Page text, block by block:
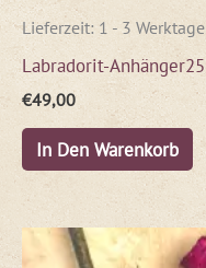
Lieferzeit: 1 - 3 Werktage
Labradorit-Anhänger25
€49,00
In Den Warenkorb